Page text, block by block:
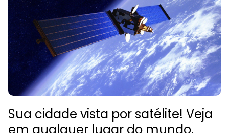
Sua cidade vista por satélite! Veja